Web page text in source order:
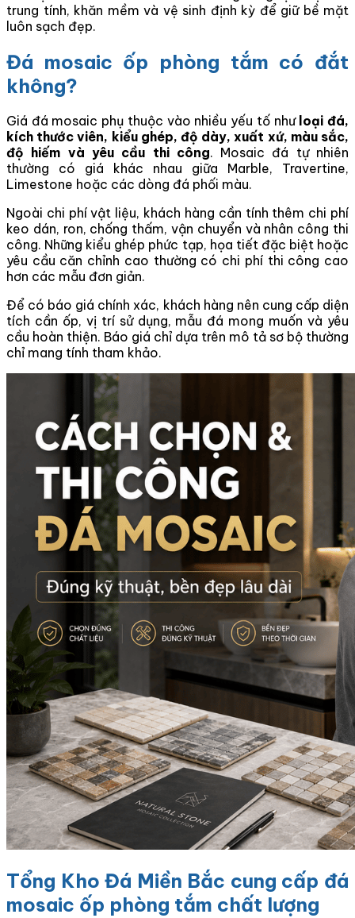
trung tính, khăn mềm và vệ sinh định kỳ để giữ bề mặt
luôn sạch đẹp.
Đá mosaic ốp phòng tắm có đắt
không?
Giá đá mosaic phụ thuộc vào nhiều yếu tố như loại đá,
kích thước viên, kiểu ghép, độ dày, xuất xứ, màu sắc,
độ hiếm và yêu cầu thi công. Mosaic đá tự nhiên
thường có giá khác nhau giữa Marble, Travertine,
Limestone hoặc các dòng đá phối màu.
Ngoài chi phí vật liệu, khách hàng cần tính thêm chi phí
keo dán, ron, chống thấm, vận chuyển và nhân công thi
công. Những kiểu ghép phức tạp, họa tiết đặc biệt hoặc
yêu cầu căn chỉnh cao thường có chi phí thi công cao
hơn các mẫu đơn giản.
Để có báo giá chính xác, khách hàng nên cung cấp diện
tích cần ốp, vị trí sử dụng, mẫu đá mong muốn và yêu
cầu hoàn thiện. Báo giá chỉ dựa trên mô tả sơ bộ thường
chỉ mang tính tham khảo.
Tổng Kho Đá Miền Bắc cung cấp đá
mosaic ốp phòng tắm chất lượng